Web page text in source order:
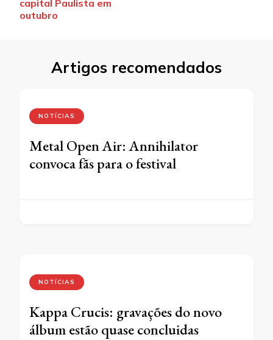
post
capital Paulista em
outubro
Artigos recomendados
NOTÍCIAS
Metal Open Air: Annihilator
convoca fãs para o festival
NOTÍCIAS
Kappa Crucis: gravações do novo
álbum estão quase concluidas